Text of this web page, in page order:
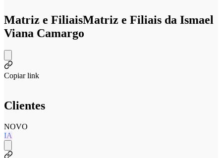
Matriz e FiliaisMatriz e Filiais da Ismael
Viana Camargo
Copiar link
Clientes
NOVO
IA